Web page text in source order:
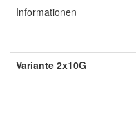
Informationen
Variante 2x10G